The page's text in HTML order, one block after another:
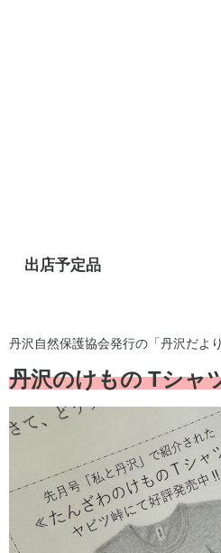
出店予定品
丹沢自然保護協会発行の「丹沢だよ
丹沢のけもの Tシャ